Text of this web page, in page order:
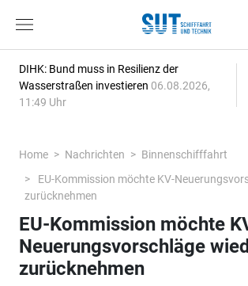
DIHK: Bund muss in Resilienz der
Wasserstraßen investieren 06.08.2026,
11:49 Uhr
Home Nachrichten
Binnenschifffahrt
EU-Kommission möchte KV-
zurücknehmen
EU-Kommission möchte
Neuerungsvorschläge
zurücknehmen